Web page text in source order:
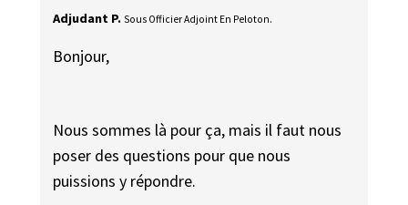
Adjudant P. Sous Officier Adjoint En Peloton.
Bonjour,
Nous sommes là pour ça, mais il faut nous
poser des questions pour que nous
puissions y répondre.